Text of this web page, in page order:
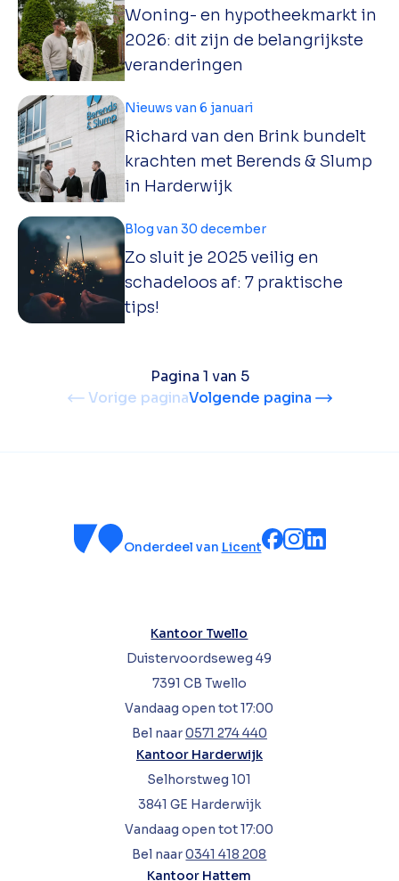
Woning- en hypotheekmarkt in
2026: dit zijn de belangrijkste
veranderingen
Richard van den Brink bundelt
krachten met Berends & Slump
in Harderwijk
Nieuws van 6 januari
Zo sluit je 2025 veilig en
schadeloos af: 7 praktische
tips!
Blog van 30 december
Pagina 1 van 5
Vorige paginaVolgende pagina
Onderdeel van Licent
Kantoor Twello
Duistervoordseweg 49
7391 CB Twello
Vandaag open tot 17:00
Bel naar0571 274 440
Kantoor Harderwijk
Selhorstweg 101
3841 GE Harderwijk
Vandaag open tot 17:00
Bel naar0341 418 208
Kantoor Hattem